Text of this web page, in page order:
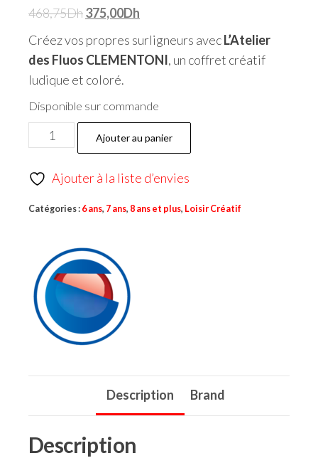
468,75Dh375,00Dh
Créez vos propres surligneurs avecL’Atelier
des Fluos CLEMENTONI, un coffret créatif
ludique et coloré.
Disponible sur commande
Ajouter au panier
Ajouter à la liste d’envies
Catégories : 6 ans, 7 ans, 8 ans et plus, Loisir Créatif
Description Brand
Description